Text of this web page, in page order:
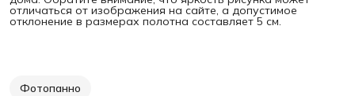
отличаться от изображения на сайте, а допустимое
отклонение в размерах полотна составляет 5 см.
Фотопанно